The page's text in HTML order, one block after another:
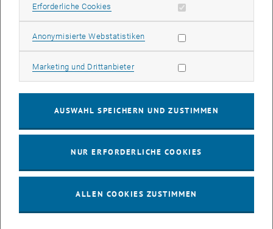
neuem Wissen und stellten einen Dialog zwischen
Networks from 4D Architectural Design Sketches for Shape
Inference"vorgestellt.
Konzeptentwurf und der digitalen Modellierung in den frühen
Entwurfsphasen, indem sie mathematische und computergestützte
Erforderliche Cookies Erforderliche Cookies zulassen
Anonymisierte WebstatistikenStatistik Cookies zulassen
Marketing und DrittanbieterMarketing Cookies zulassen
AUSWAHL SPEICHERN UND ZUSTIMMEN
NUR ERFORDERLICHE COOKIES
ALLEN COOKIES ZUSTIMMEN